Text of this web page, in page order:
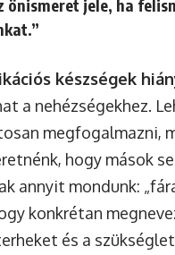
önismeret jele, ha
készségek
a nehézségekhez.
megfogalmazni,
hogy mások
annyit mondunk:
konkrétan
és a